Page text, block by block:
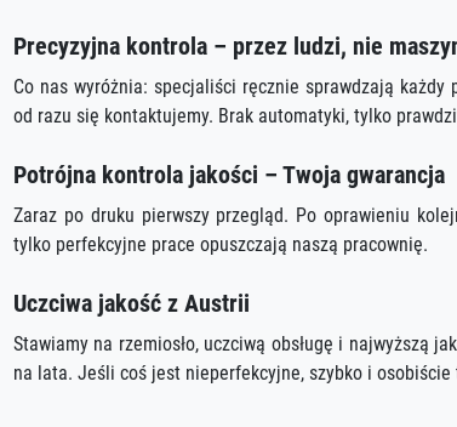
Precyzyjna kontrola – przez ludzi, nie
Co nas wyróżnia: specjaliści ręcznie sprawdzają
od razu się kontaktujemy. Brak automatyki, tylko
Potrójna kontrola jakości – Twoja gwarancja
Zaraz po druku pierwszy przegląd. Po oprawieniu
tylko perfekcyjne prace opuszczają naszą pracownię.
Uczciwa jakość z Austrii
Stawiamy na rzemiosło, uczciwą obsługę i najwyższą
na lata. Jeśli coś jest nieperfekcyjne, szybko i osobiście